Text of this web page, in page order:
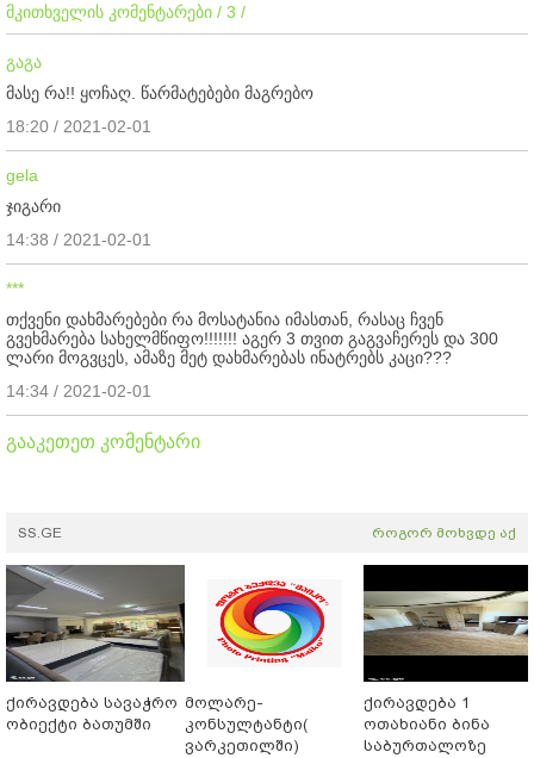
მკითხველის კომენტარები / 3 /
გაგა
მასე რა!! ყოჩაღ. წარმატებები მაგრებო
18:20 / 2021-02-01
gela
ჯიგარი
14:38 / 2021-02-01
***
თქვენი დახმარებები რა მოსატანია იმასთან, რასაც ჩვენ
გვეხმარება სახელმწიფო!!!!!!! აგერ 3 თვით გაგვაჩერეს და 300
ლარი მოგვცეს, ამაზე მეტ დახმარებას ინატრებს კაცი???
14:34 / 2021-02-01
გააკეთეთ კომენტარი
SS.GE როგორ მოხვდე აქ
ქირავდება სავაჭრო
ობიექტი ბათუმში
მოლარე-
კონსულტანტი(
ვარკეთილში)
ქირავდება 1
ოთახიანი ბინა
საბურთალოზე